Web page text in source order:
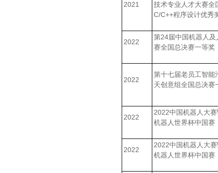
2021
技术专业人才大赛全
C/C++程序设计优秀
2022
第24届中国机器人及
赛全国总决赛一等奖
2022
第十七届老员工智能
天创意组全国总决赛
2022
2022中国机器人大
机器人世界杯中国赛
2022
2022中国机器人大
机器人世界杯中国赛